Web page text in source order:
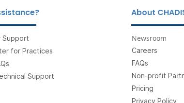
Support
for Practices
Support
About
Newsroom
Careers
FAQs
Non-profit
Pricing
Privacy Policy